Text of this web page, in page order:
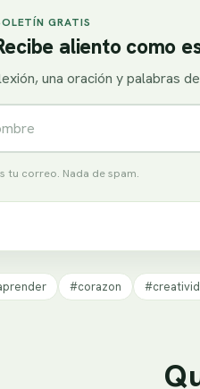
GRATIS
aliento como
una oración y palabras
tu correo. Nada de spam.
#corazon